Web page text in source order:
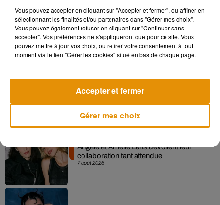
Musique
7 août 2026
Madonna sort enfin le remix de « Love
Sensation » avec Kylie Minogue
7 août 2026
Angèle et Amélie Lens dévoilent leur
collaboration tant attendue
Vous pouvez accepter en cliquant sur "Accepter et fermer", ou affiner en
sélectionnant les finalités et/ou partenaires dans "Gérer mes choix".
Vous pouvez également refuser en cliquant sur "Continuer sans
accepter". Vos préférences ne s'appliqueront que pour ce site. Vous
pouvez mettre à jour vos choix, ou retirer votre consentement à tout
moment via le lien "Gérer les cookies" situé en bas de chaque page.
Gérer mes choix
Accepter et fermer